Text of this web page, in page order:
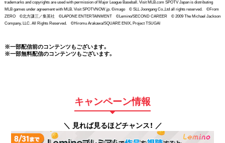
trademarks and copyrights are used with permission of Major League Baseball. Visit MLB.com SPOTV Japan is distributing
MLB games under agreement with MLB. Visit SPOTVNOW.jp. ©imago © SLL Joongang Co.,Ltd all rights reserved. ©From
ZERO ©北方謙三／集英社 ©LAPONE ENTERTAINMENT ©Lemino/SECOND CAREER © 2009 The Michael Jackson
Company, LLC. All Rights Reserved. ©Hiromu Arakawa/SQUARE ENIX, Project TSUGAI
※一部配信前のコンテンツもございます。
※一部無料配信のコンテンツもございます。
キャンペーン情報
＼ 見れば見るほどチャンス！ ／